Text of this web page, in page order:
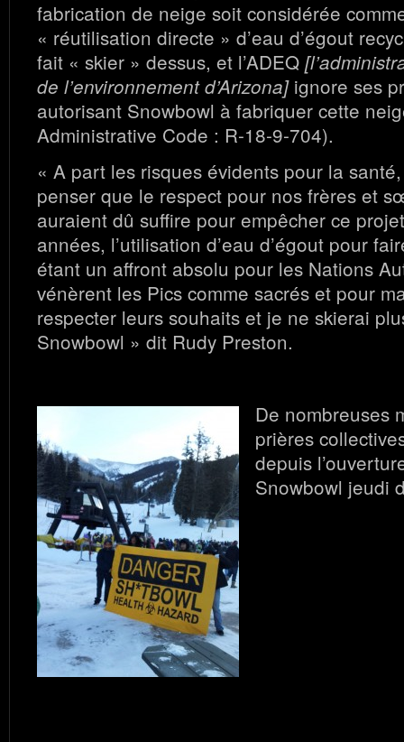
fabrication de neige soit considérée
« réutilisation directe » d’eau d’égout
fait « skier » dessus, et l’ADEQ
de l’environnement d’Arizona]ignore ses
autorisant Snowbowl à fabriquer cette
Administrative Code : R-18-9-704).
« A part les risques évidents pour la
penser que le respect pour nos frères et
auraient dû suffire pour empêcher ce
années, l’utilisation d’eau d’égout pour
étant un affront absolu pour les Nations
vénèrent les Pics comme sacrés et pour
respecter leurs souhaits et je ne skierai
Snowbowl » dit Rudy Preston.
De nombreuses
prières
depuis
Snowbowl jeudi